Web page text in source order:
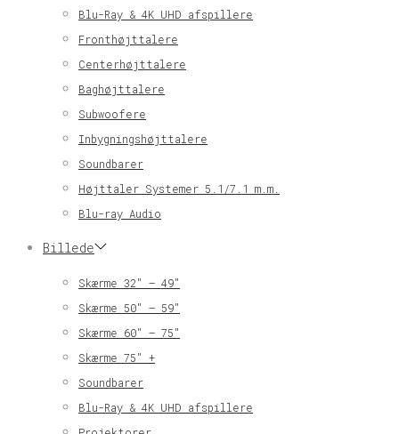
Blu-Ray & 4K UHD afspillere
Fronthøjttalere
Centerhøjttalere
Baghøjttalere
Subwoofere
Inbygningshøjttalere
Soundbarer
Højttaler Systemer 5.1/7.1 m.m.
Blu-ray Audio
Billede
Skærme 32″ – 49″
Skærme 50″ – 59″
Skærme 60″ – 75″
Skærme 75″ +
Soundbarer
Blu-Ray & 4K UHD afspillere